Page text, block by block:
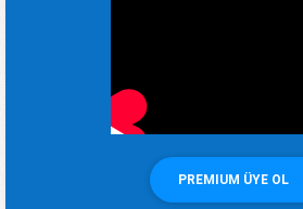
PREMIUM ÜYE OL